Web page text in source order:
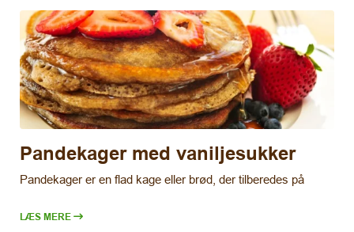
Pandekager med vaniljesukker
Pandekager er en flad kage eller brød, der tilberedes på
LÆS MERE